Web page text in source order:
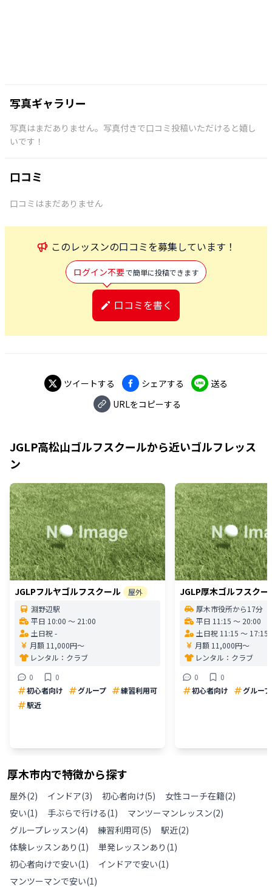
写真ギャラリー
写真はまだありません。写真付きで口コミ投稿いただけると嬉し
いです！
口コミ
口コミはまだありません
このレッスンの口コミを募集しています！
ログイン不要で簡単に投稿できます
口コミを書く
ツイートする シェアする
送る
URLをコピーする
JGLP高松山ゴルフスクールから近いゴルフレッス
ン
JGLPフルヤゴルフスクール
屋外
淵野辺駅
平日 10:00 〜 21:00
土日祝 -
月額 11,000円〜
レンタル： クラブ
0
0
初心者向け
グループ
練習利用可
駅近
JGLP厚木ゴルフスクー
厚木市役所から17分
平日 11:15 〜 20:00
土日祝 11:15 〜 17:15
月額 11,000円〜
レンタル： クラブ
0
0
初心者向け
グループ
厚木市内で特徴から探す
屋外(2) インドア(3) 初心者向け(5) 女性コーチ在籍(2)
安い(1) 手ぶらで行ける(1) マンツーマンレッスン(2)
グループレッスン(4) 練習利用可(5) 駅近(2)
体験レッスンあり (1) 単発レッスンあり (1)
初心者向けで安い(1) インドアで安い(1)
マンツーマンで安い(1)